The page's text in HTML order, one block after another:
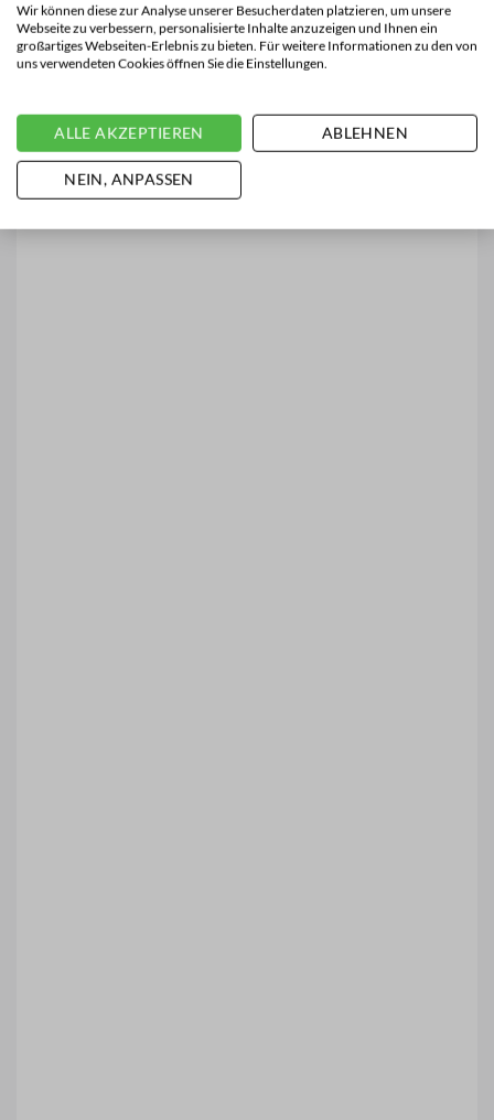
Wir können diese zur Analyse unserer Besucherdaten platzieren, um unsere
Webseite zu verbessern, personalisierte Inhalte anzuzeigen und Ihnen ein
großartiges Webseiten-Erlebnis zu bieten. Für weitere Informationen zu den von
uns verwendeten Cookies öffnen Sie die Einstellungen.
ALLE AKZEPTIEREN ABLEHNEN
NEIN, ANPASSEN